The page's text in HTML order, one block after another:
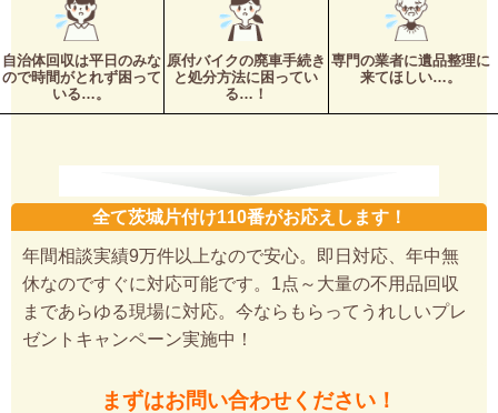
自治体回収は平日のみな
ので時間がとれず困って
いる…。
原付バイクの廃車手続き
と処分方法に困ってい
る…！
専門の業者に遺品整理に
来てほしい…。
全て茨城片付け110番がお応えします！
年間相談実績9万件以上なので安心。即日対応、年中無
休なのですぐに対応可能です。1点～大量の不用品回収
まであらゆる現場に対応。今ならもらってうれしいプレ
ゼントキャンペーン実施中！
まずはお問い合わせください！